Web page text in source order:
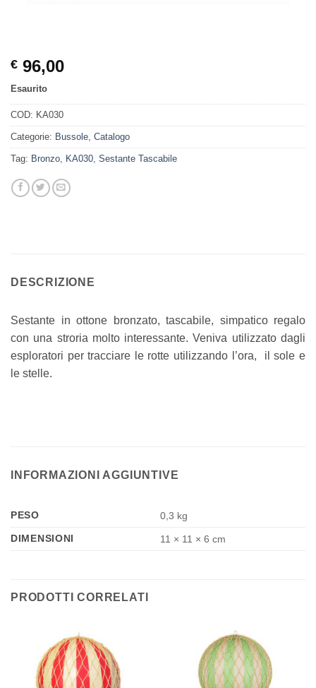
€ 96,00
Esaurito
COD: KA030
Categorie: Bussole Catalogo
Tag: Bronzo KA030 Sestante Tascabile
DESCRIZIONE
Sestante in ottone bronzato, tascabile, simpatico regalo
con una stroria molto interessante. Veniva utilizzato dagli
esploratori per tracciare le rotte utilizzando l’ora, il sole e
le stelle.
INFORMAZIONI AGGIUNTIVE
PESO
0,3 kg
DIMENSIONI
11 × 11 × 6 cm
PRODOTTI CORRELATI